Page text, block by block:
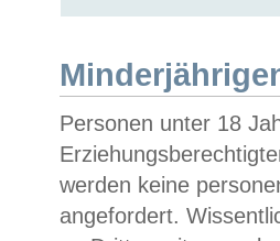
Personen unter 18
werden keine
angefordert.